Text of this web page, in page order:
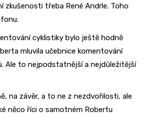
zkušenosti třeba René Andrle. Toho
cyklistiky bylo ještě hodně
mluvila učebnice komentování
Ale to nejpodstatnější a nejdůležitější
na závěr, a to ne z nezdvořilosti, ale
něco říci o samotném Robertu